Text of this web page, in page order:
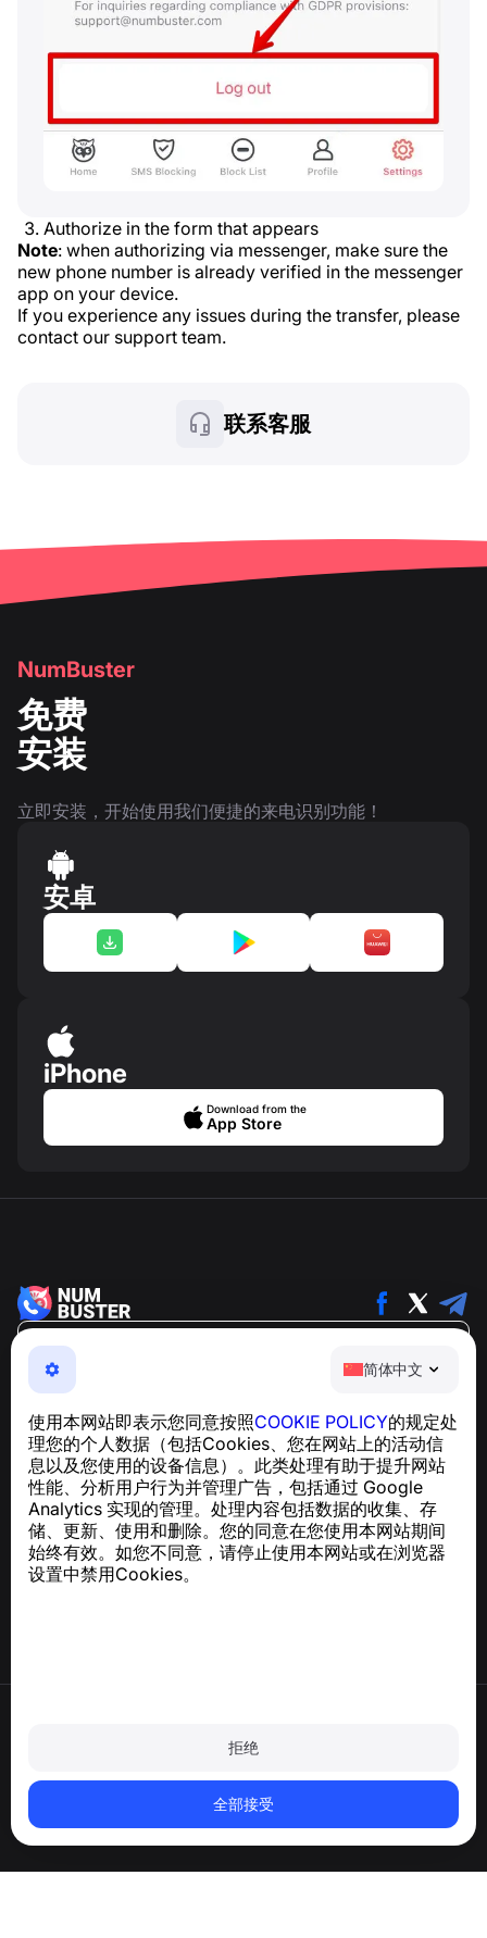
简体中文
使用本网站即表示您同意按照COOKIE POLICY的规定处
理您的个人数据（包括Cookies、您在网站上的活动信
息以及您使用的设备信息）。此类处理有助于提升网站
性能、分析用户行为并管理广告，包括通过 Google
Analytics 实现的管理。处理内容包括数据的收集、存
储、更新、使用和删除。您的同意在您使用本网站期间
始终有效。如您不同意，请停止使用本网站或在浏览器
设置中禁用Cookies。
拒绝
全部接受
Authorize in the form that appears
Note: when authorizing via messenger, make sure the
new phone number is already verified in the messenger
app on your device.
If you experience any issues during the transfer, please
contact our support team.
联系客服
NumBuster
免费
安装
立即安装，开始使用我们便捷的来电识别功能！
安卓
iPhone
Download from the
App Store
NumBuster © 2013—2026 ·
support@numbuster.com
和骚扰短信的侵害
关于 GDPR 合规的咨询：support@numbuster.com
帮助中心
新闻与文章
关于项目
联系方式
删除账户和个人数据